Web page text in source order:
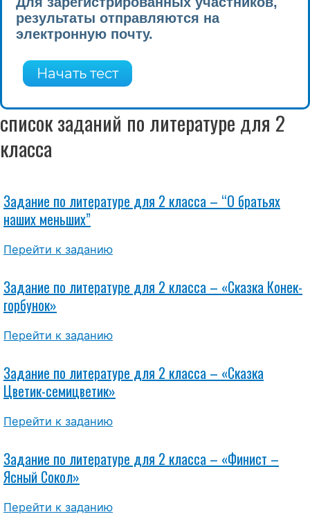
результаты отправляются на
электронную почту.
список заданий по литературе для 2
класса
Задание по литературе для 2 класса – “О братьях
наших меньших”
Перейти к заданию
Задание по литературе для 2 класса – «Сказка Конек-
горбунок»
Перейти к заданию
Задание по литературе для 2 класса – «Сказка
Цветик-семицветик»
Перейти к заданию
Задание по литературе для 2 класса – «Финист –
Ясный Сокол»
Перейти к заданию